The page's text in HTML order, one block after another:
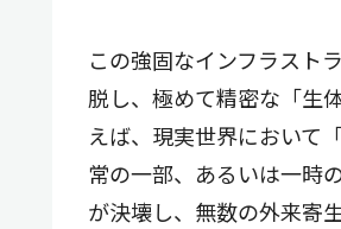
この強固なインフラスト
脱し、極めて精密な「生
えば、現実世界において
常の一部、あるいは一時
が決壊し、無数の外来寄